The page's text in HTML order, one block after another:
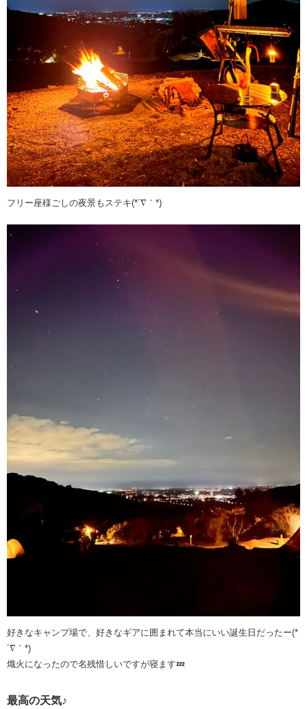
フリー座様ごしの夜景もステキ(*´∇｀*)
好きなキャンプ場で、好きなギアに囲まれて本当にいい誕生日だったー(*
´∇｀*)
熾火になったので名残惜しいですが寝ます💤
最高の天気♪